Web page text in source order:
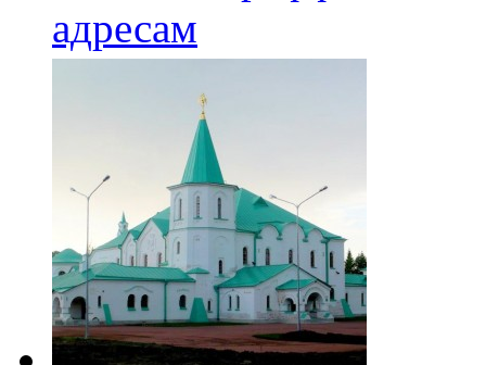
адресам